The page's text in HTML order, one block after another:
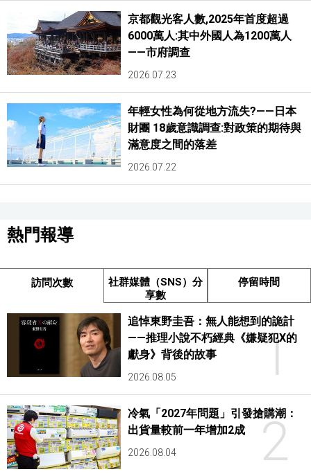
京都觀光客人數,2025年首度超過
6000萬人:其中外國人為1200萬人
——市府調查
2026.07.23
年輕女性為何從地方流失?——日本
財團 18歲意識調查:對政策的期待與
滿意度之間的落差
2026.07.22
熱門報導
訪問次數
社群媒體（SNS）分
享數
停留時間
1
追悼東野圭吾：無人能想到的詭計
——推理小說不朽經典《嫌疑犯X的
獻身》背後的故事
2026.08.05
2
冷氣「2027年問題」引發搶購潮：
出貨量較前一年增加2成
2026.08.04